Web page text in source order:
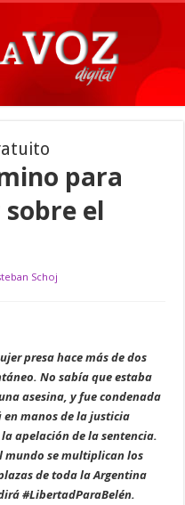
para
el
Schoj
presa hace más de dos
No sabía que estaba
asesina, y fue condenada
en manos de la justicia
apelación de la sentencia.
mundo se multiplican los
de toda la Argentina
#LibertadParaBelén.